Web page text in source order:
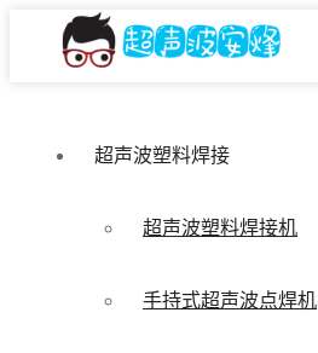
超声波塑料焊接
超声波塑料焊接机
手持式超声波点焊机